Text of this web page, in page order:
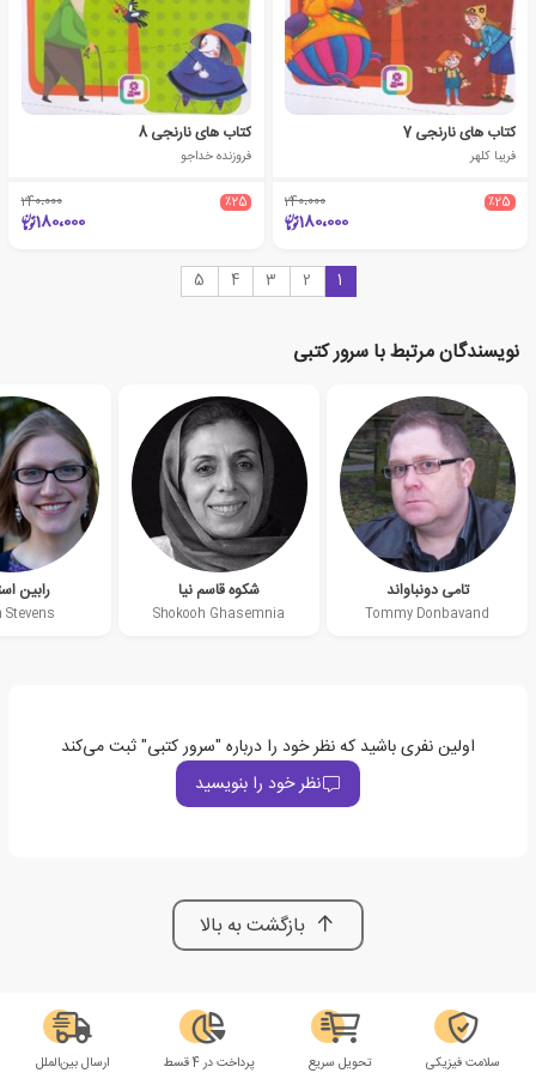
کتاب های نارنجی 7
فریبا کلهر
٪25 240،000
180،000
کتاب های نارنجی 8
فروزنده خداجو
٪25 240،000
180،000
1
2
3
4
5
نویسندگان مرتبط با سرور کتبی
تامی دونباواند
Tommy Donbavand
شکوه قاسم نیا
Shokooh Ghasemnia
رابین
Stevens
اولین نفری باشید که نظر خود را درباره "سرور کتبی" ثبت می‌کند
نظر خود را بنویسید
بازگشت به بالا
سلامت فیزیکی تحویل سریع پرداخت در 4 قسط ارسال بین‌الملل